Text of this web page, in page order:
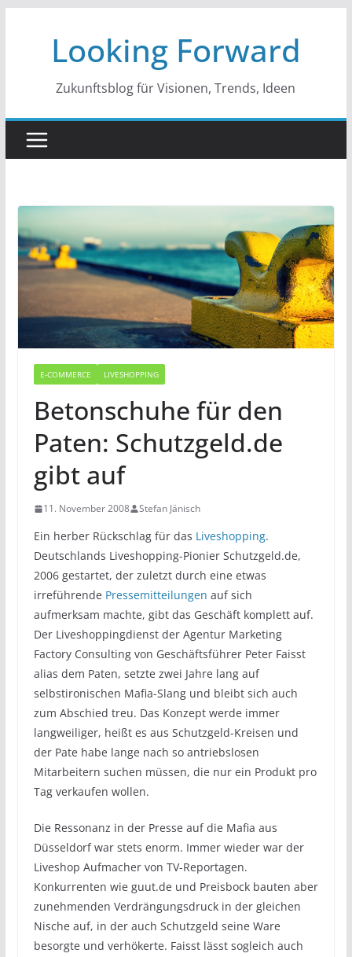
springenLooking Forward
Zukunftsblog für Visionen, Trends, Ideen
E-COMMERCE LIVESHOPPING
Betonschuhe für den
Paten: Schutzgeld.de
gibt auf
11. November 2008 Stefan Jänisch
Ein herber Rückschlag für das Liveshopping.
Deutschlands Liveshopping-Pionier Schutzgeld.de,
2006 gestartet, der zuletzt durch eine etwas
irreführende Pressemitteilungen auf sich
aufmerksam machte, gibt das Geschäft komplett auf.
Der Liveshoppingdienst der Agentur Marketing
Factory Consulting von Geschäftsführer Peter Faisst
alias dem Paten, setzte zwei Jahre lang auf
selbstironischen Mafia-Slang und bleibt sich auch
zum Abschied treu. Das Konzept werde immer
langweiliger, heißt es aus Schutzgeld-Kreisen und
der Pate habe lange nach so antriebslosen
Mitarbeitern suchen müssen, die nur ein Produkt pro
Tag verkaufen wollen.
Die Ressonanz in der Presse auf die Mafia aus
Düsseldorf war stets enorm. Immer wieder war der
Liveshop Aufmacher von TV-Reportagen.
Konkurrenten wie guut.de und Preisbock bauten aber
zunehmenden Verdrängungsdruck in der gleichen
Nische auf, in der auch Schutzgeld seine Ware
besorgte und verhökerte. Faisst lässt sogleich auch